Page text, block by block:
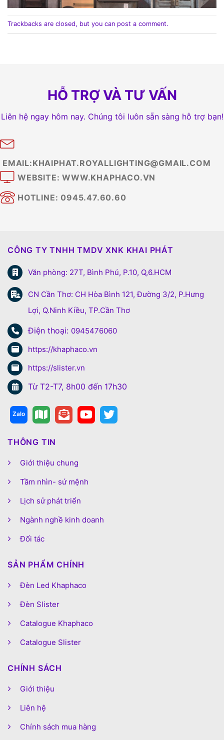
Trackbacks are closed, but you can post a comment.
HỖ TRỢ VÀ TƯ VẤN
Liên hệ ngay hôm nay. Chúng tôi luôn sẵn sàng hỗ trợ bạn!
EMAIL:KHAIPHAT.ROYALLIGHTING@GMAIL.COM
WEBSITE: WWW.KHAPHACO.VN
HOTLINE: 0945.47.60.60
CÔNG TY TNHH TMDV XNK KHAI PHÁT
Văn phòng: 27T, Bình Phú, P.10, Q,6.HCM
CN Cần Thơ: CH Hòa Bình 121, Đường 3/2, P.Hưng
Lợi, Q.Ninh Kiều, TP.Cần Thơ
Điện thoại: 0945476060
https://khaphaco.vn
https://slister.vn
Từ T2-T7, 8h00 đến 17h30
THÔNG TIN
Giới thiệu chung
Tầm nhìn- sứ mệnh
Lịch sử phát triển
Ngành nghề kinh doanh
Đối tác
SẢN PHẨM CHÍNH
Đèn Led Khaphaco
Đèn Slister
Catalogue Khaphaco
Catalogue Slister
CHÍNH SÁCH
Giới thiệu
Liên hệ
Chính sách mua hàng